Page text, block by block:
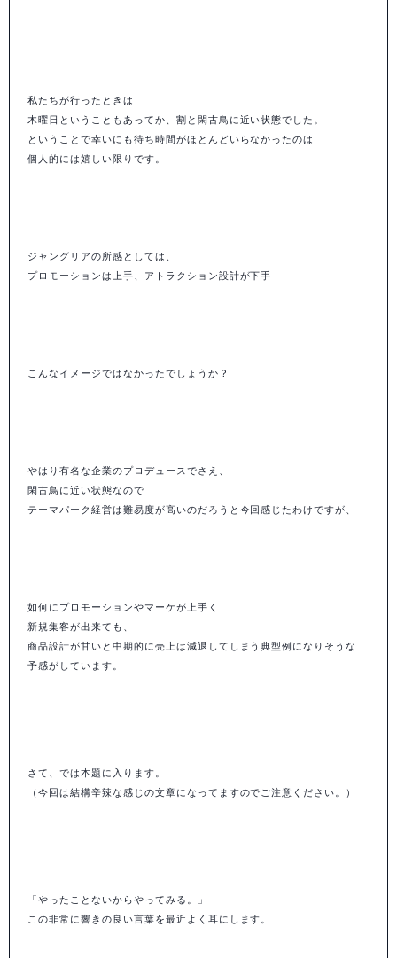
私たちが行ったときは
木曜日ということもあってか、割と閑古鳥に近い状態でした。
ということで幸いにも待ち時間がほとんどいらなかったのは
個人的には嬉しい限りです。
ジャングリアの所感としては、
プロモーションは上手、アトラクション設計が下手
こんなイメージではなかったでしょうか？
やはり有名な企業のプロデュースでさえ、
閑古鳥に近い状態なので
テーマパーク経営は難易度が高いのだろうと今回感じたわけですが、
如何にプロモーションやマーケが上手く
新規集客が出来ても、
商品設計が甘いと中期的に売上は減退してしまう典型例になりそうな
予感がしています。
さて、では本題に入ります。
（今回は結構辛辣な感じの文章になってますのでご注意ください。）
「やったことないからやってみる。」
この非常に響きの良い言葉を最近よく耳にします。